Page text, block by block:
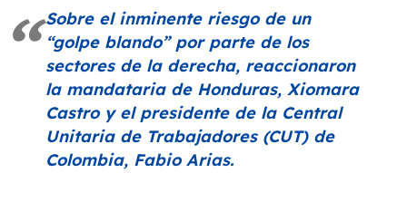
Sobre el inminente riesgo de un
“golpe blando”por parte de los
sectores de la derecha, reaccionaron
la mandataria de Honduras, Xiomara
Castro y el presidente de la Central
Unitaria de Trabajadores (CUT) de
Colombia, Fabio Arias.